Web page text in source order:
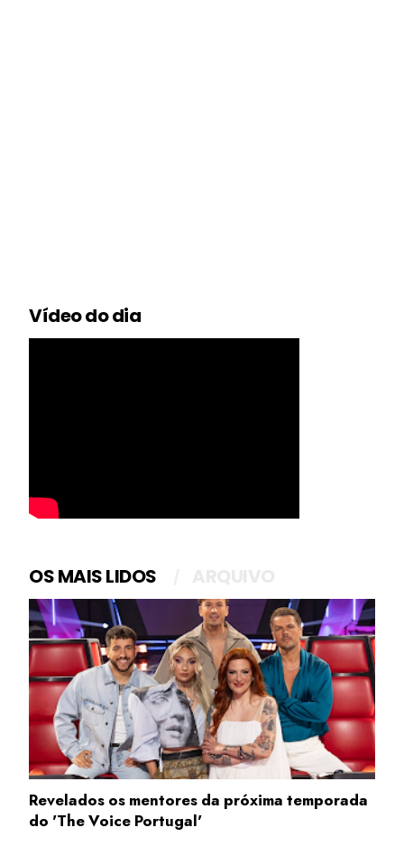
Vídeo do dia
OS MAIS LIDOS
Revelados os mentores da próxima temporada
do 'The Voice Portugal'